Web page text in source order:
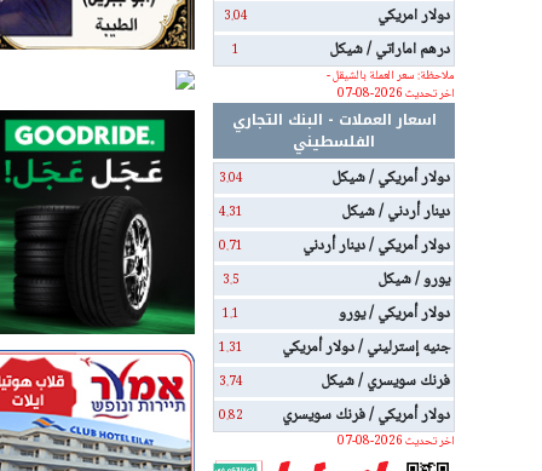
دولار امريكي 3.04
درهم اماراتي / شيكل
1
ملاحظة: سعر العملة بالشيقل -
اخر تحديث 2026-08-07
اسعار العملات - البنك التجاري
الفلسطيني
دولار أمريكي / شيكل
3.04
دينار أردني / شيكل 4.31
دولار أمريكي / دينار أردني 0.71
يورو / شيكل 3.5
دولار أمريكي / يورو 1.1
جنيه إسترليني / دولار أمريكي 1.31
فرنك سويسري / شيكل 3.74
دولار أمريكي / فرنك سويسري
0.82
اخر تحديث 2026-08-07